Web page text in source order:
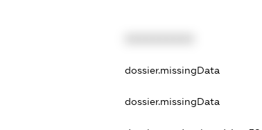
dossier.missingData
dossier.missingData